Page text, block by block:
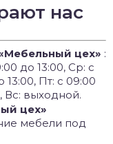
нас
цех» :
до 13:00, Ср: с
13:00, Пт: с 09:00
Вс: выходной.
цех»
мебели под